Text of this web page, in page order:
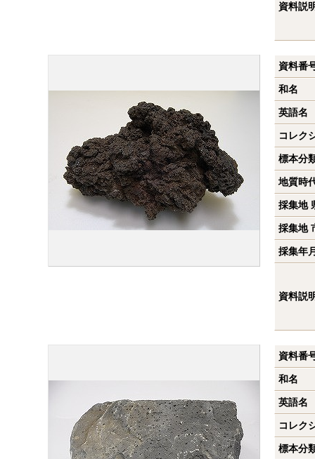
資料説
資料番
和名
英語名
コレク
標本分
地質時
採集地
採集地
採集年
資料説
資料番
和名
英語名
コレク
標本分